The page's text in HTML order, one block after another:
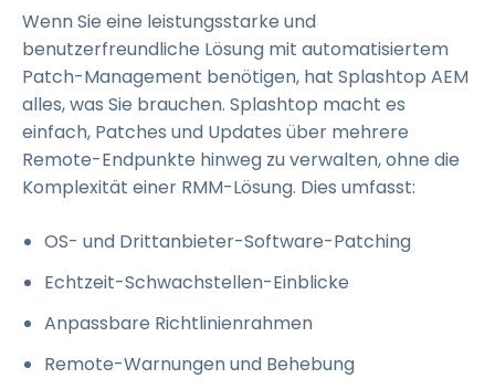
Wenn Sie eine leistungsstarke und
benutzerfreundliche Lösung mit automatisiertem
Patch-Management benötigen, hat Splashtop AEM
alles, was Sie brauchen. Splashtop macht es
einfach, Patches und Updates über mehrere
Remote-Endpunkte hinweg zu verwalten, ohne die
Komplexität einer RMM-Lösung. Dies umfasst:
OS- und Drittanbieter-Software-Patching
Echtzeit-Schwachstellen-Einblicke
Anpassbare Richtlinienrahmen
Remote-Warnungen und Behebung